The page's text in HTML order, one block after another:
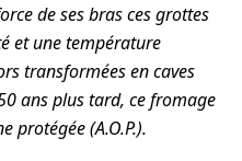
de ses bras ces grottes
et une température
transformées en caves
ans plus tard, ce fromage
protégée (A.O.P.).